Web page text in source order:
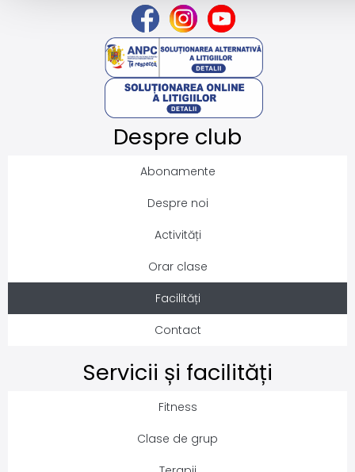
Despre club
Abonamente
Despre noi
Activități
Orar clase
Facilități
Contact
Servicii și facilități
Fitness
Clase de grup